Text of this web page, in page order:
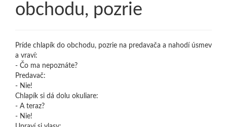
obchodu, pozrie
Príde chlapík do obchodu, pozrie na predavača a nahodí úsmev
a vraví:
- Čo ma nepoznáte?
Predavač:
- Nie!
Chlapík si dá dolu okuliare:
- A teraz?
- Nie!